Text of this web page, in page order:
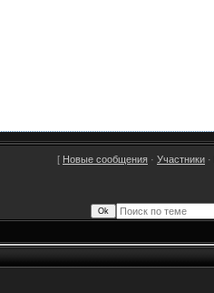
[ Новые сообщения · Участники ·